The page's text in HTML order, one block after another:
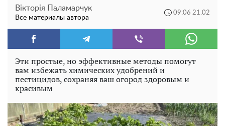
Вікторія Паламарчук
Все материалы автора
09:06 21.02
Эти простые, но эффективные методы помогут
вам избежать химических удобрений и
пестицидов, сохраняя ваш огород здоровым и
красивым